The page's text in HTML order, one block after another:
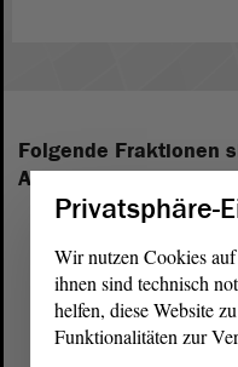
Folgende Fraktionen
Anhalt vertreten:
Privatsphäre-
Wir nutzen Cookies
ihnen sind technisch
helfen, diese Website
Funktionalitäten zur